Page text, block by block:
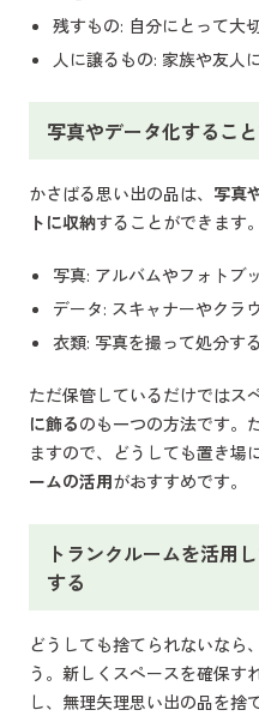
残すもの: 自分にとって大
人に譲るもの: 家族や友人
写真やデータ化するこ
かさばる思い出の品は、 写真
トに収納することができます。
写真: アルバムやフォトブ
データ: スキャナーやクラ
衣類: 写真を撮って処分する
ただ保管しているだけではス
に飾るのも一つの方法です。
ますので、どうしても置き場
ームの活用がおすすめです。
トランクルームを活用
する
どうしても捨てられないなら、
う。新しくスペースを確保す
し、無理矢理思い出の品を捨